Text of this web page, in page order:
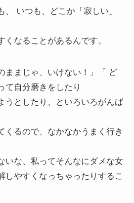
、 いつも、どこか「寂しい」
くなることがあるんです。
ままじゃ、いけない！」「 ど
て自分磨きをしたり
うとしたり、といろいろがんば
くるので、なかなかうまく行き
いな、私ってそんなにダメな女
しやすくなっちゃったりするこ